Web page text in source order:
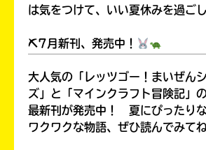
は気をつけて、いい夏休みを過ご
⛏7月新刊、発売中！
大人気の「レッツゴー！まいぜん
ズ」と「マインクラフト冒険記」
最新刊が発売中！ 夏にぴったり
ワクワクな物語、ぜひ読んでみてね